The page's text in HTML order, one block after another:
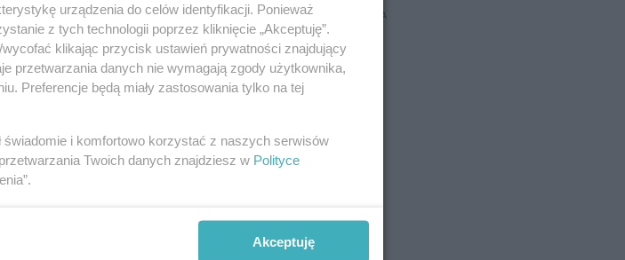
Street Autonomy
Rzeszów
firmy:
REKLAMA
urządzenia do celów identyfikacji. Ponieważ
z tych technologii poprzez kliknięcie „Akceptuję”.
klikając przycisk ustawień prywatności znajdujący
przetwarzania danych nie wymagają zgody użytkownika,
Preferencje będą miały zastosowania tylko na tej
i komfortowo korzystać z naszych serwisów
Twoich danych znajdziesz w Polityce
Akceptuję